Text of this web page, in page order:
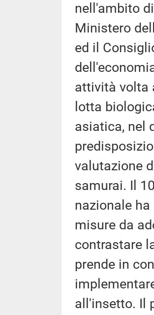
nell'ambito
Ministero
ed il
attività volta
lotta
asiatica, nel
valutazione
samurai. Il
nazionale
misure da
contrastare
prende in
all'insetto. Il